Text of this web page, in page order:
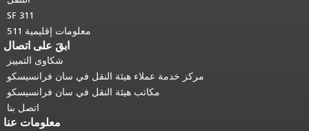
SF 311
معلومات إقليمية 511
ابقَ على اتصال
شكاوى التمييز
مركز خدمة عملاء هيئة النقل في سان فرانسيسكو
مكاتب هيئة النقل في سان فرانسيسكو
اتصل بنا
معلومات عنا